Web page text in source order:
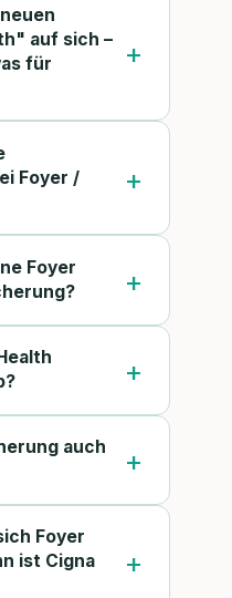
auf sich –
für
Foyer /
Foyer
auch
Foyer
ist Cigna